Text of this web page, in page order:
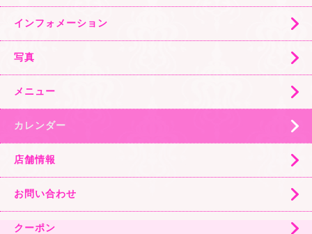
インフォメーション
写真
メニュー
カレンダー
店舗情報
お問い合わせ
クーポン